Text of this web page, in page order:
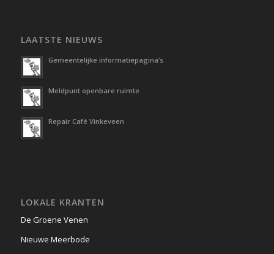
LAATSTE NIEUWS
Gemeentelijke informatiepagina’s
Meldpunt openbare ruimte
Repair Café Vinkeveen
LOKALE KRANTEN
De Groene Venen
Nieuwe Meerbode